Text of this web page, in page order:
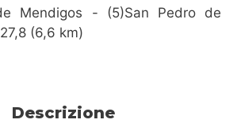
Mendigos - (5)San Pedro de
(6,6 km)
Descrizione